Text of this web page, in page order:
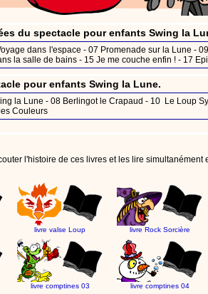
du spectacle pour enfants Swing la
dans l'espace - 07 Promenade sur la Lune - 09
la salle de bains - 15 Je me couche enfin ! - 17
pour enfants Swing la Lune.
la Lune - 08 Berlingot le Crapaud - 10 Le Loup
Couleurs
l'histoire de ces livres et les lire simultanément
livre valse Loup livre Rock Sorcière
livre comptines 03 livre comptines 04